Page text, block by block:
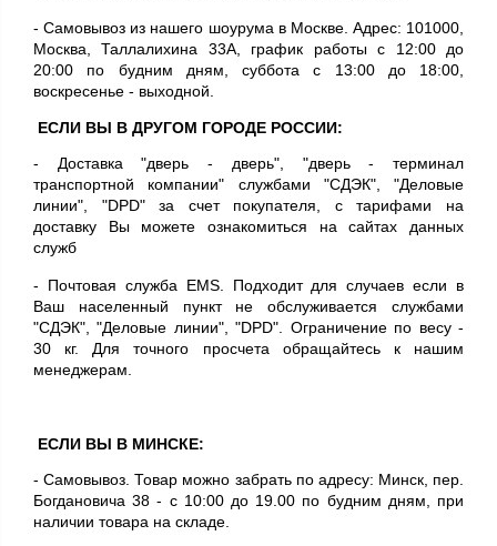
- Самовывоз из нашего шоурума в Москве. Адрес: 101000,
Москва, Таллалихина 33А, график работы с 12:00 до
20:00 по будним дням, суббота с 13:00 до 18:00,
воскресенье - выходной.
ЕСЛИ ВЫ В ДРУГОМ ГОРОДЕ РОССИИ:
- Доставка "дверь - дверь", "дверь - терминал
транспортной компании" службами "СДЭК", "Деловые
линии", "DPD" за счет покупателя, с тарифами на
доставку Вы можете ознакомиться на сайтах данных
служб
- Почтовая служба EMS. Подходит для случаев если в
Ваш населенный пункт не обслуживается службами
"СДЭК", "Деловые линии", "DPD" . Ограничение по весу -
30 кг. Для точного просчета обращайтесь к нашим
менеджерам.
ЕСЛИ ВЫ В МИНСКЕ:
- Самовывоз. Товар можно забрать по адресу: Минск, пер.
Богдановича 38 - с 10:00 до 19.00 по будним дням, при
наличии товара на складе.